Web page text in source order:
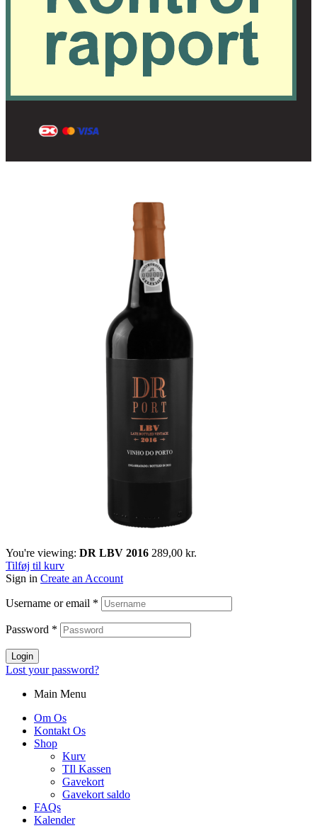
You're viewing: DR LBV 2016 289,00 kr.
Tilføj til kurv
Sign in Create an Account
Username or email *
Password *
Login
Lost your password?
Main Menu
Om Os
Kontakt Os
Shop
Kurv
TIl Kassen
Gavekort
Gavekort saldo
FAQs
Kalender